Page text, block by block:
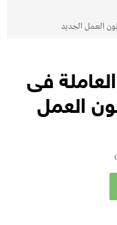
العمل الجديد
فى
العمل